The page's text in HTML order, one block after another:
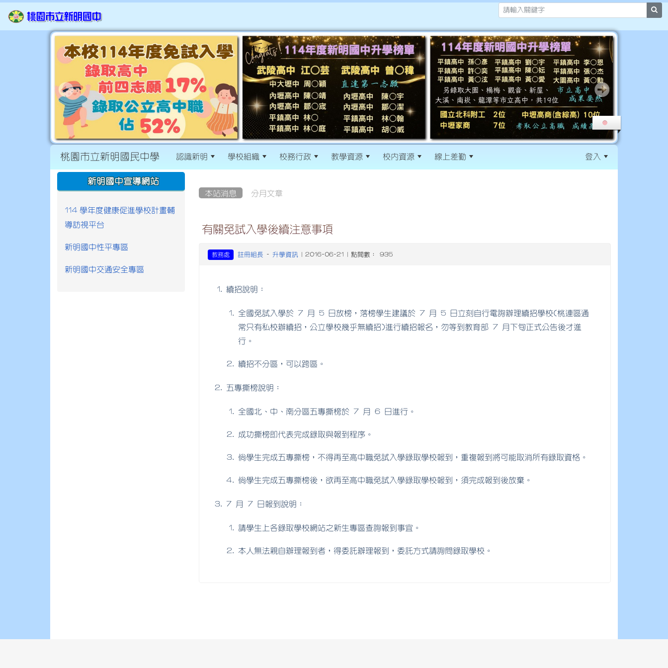
桃園市立新明國民中學 認識新明 學校組織 校務行政 教學資源 校內資源 線上差勤 登入
本站消息 分月文章
有關免試入學後續注意事項
教務處 註冊組長 - 升學資訊 | 2016-06-21 | 點閱數： 935
續招說明：
全國免試入學於 7 月 5 日放榜，落榜學生建議於 7 月 5 日立刻自行電詢辦理續招學校(桃連區通
常只有私校辦續招，公立學校幾乎無續招)進行續招報名，勿等到教育部 7 月下旬正式公告後才進
行。
續招不分區，可以跨區。
五專撕榜說明：
全國北、中、南分區五專撕榜於 7 月 6 日進行。
成功撕榜即代表完成錄取與報到程序。
倘學生完成五專撕榜，不得再至高中職免試入學錄取學校報到，重複報到將可能取消所有錄取資格。
倘學生完成五專撕榜後，欲再至高中職免試入學錄取學校報到，須完成報到後放棄。
7 月 7 日報到說明：
請學生上各錄取學校網站之新生專區查詢報到事宜。
本人無法親自辦理報到者，得委託辦理報到，委託方式請詢問錄取學校。
:::
新明國中宣導網站
114 學年度健康促進學校計畫輔
導訪視平台
新明國中性平專區
新明國中交通安全專區